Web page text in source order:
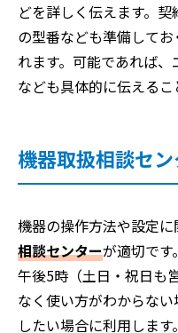
どを詳しく伝えます。
の型番なども準備して
れます。可能であれば
なども具体的に伝えるこ
機器取扱相談セ
機器の操作方法や設定に
相談センターが適切で
午後5時（土日・祝日も
なく使い方がわからな
したい場合に利用します。